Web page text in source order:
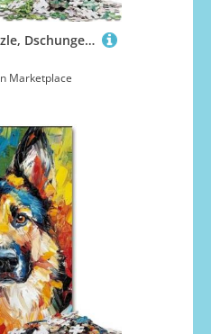
1000-teiliges Puzzle, Dschungel-Nilpferd, 1000-teiliges Puzzle für Erwachsene, Lernspiele, schöne Dekoration (Größe 26x38cm)
Marketplace